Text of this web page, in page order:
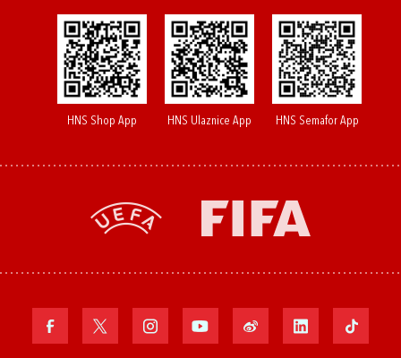
HNS Shop App HNS Ulaznice App HNS Semafor App